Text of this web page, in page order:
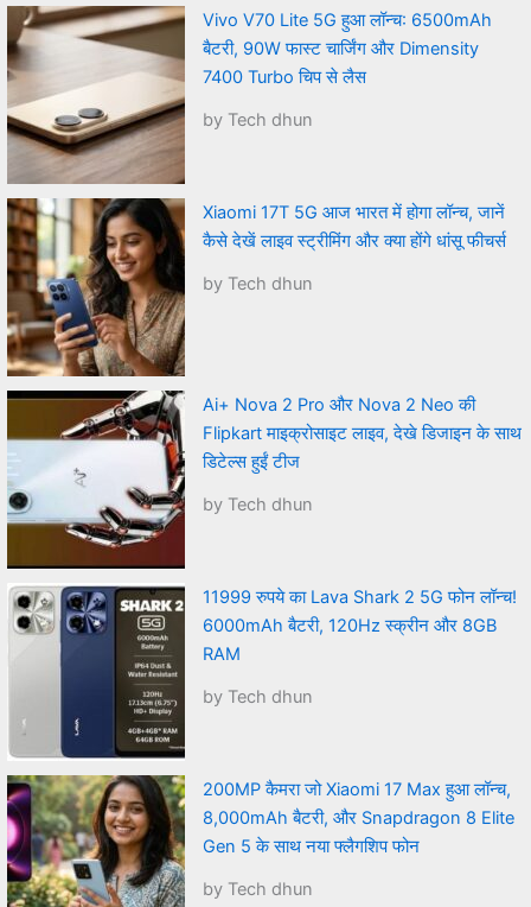
Vivo V70 Lite 5G हुआ लॉन्च: 6500mAh
बैटरी, 90W फास्ट चार्जिंग और Dimensity
7400 Turbo चिप से लैस
by Tech dhun
Xiaomi 17T 5G आज भारत में होगा लॉन्च, जानें
कैसे देखें लाइव स्ट्रीमिंग और क्या होंगे धांसू फीचर्स
by Tech dhun
Ai+ Nova 2 Pro और Nova 2 Neo की
Flipkart माइक्रोसाइट लाइव, देखे डिजाइन के साथ
डिटेल्स हुईं टीज
by Tech dhun
11999 रुपये का Lava Shark 2 5G फोन लॉन्च!
6000mAh बैटरी, 120Hz स्क्रीन और 8GB
RAM
by Tech dhun
200MP कैमरा जो Xiaomi 17 Max हुआ लॉन्च,
8,000mAh बैटरी, और Snapdragon 8 Elite
Gen 5 के साथ नया फ्लैगशिप फोन
by Tech dhun